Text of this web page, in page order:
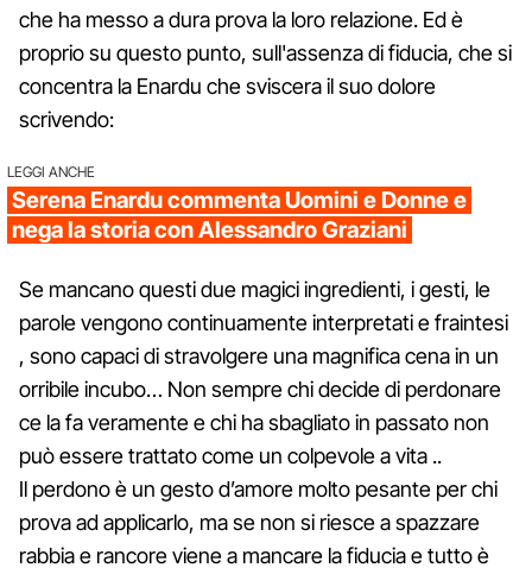
che ha messo a dura prova la loro relazione. Ed è
proprio su questo punto, sull'assenza di fiducia, che si
concentra la Enardu che sviscera il suo dolore
scrivendo:
LEGGI ANCHE
Serena Enardu commenta Uomini e Donne e
nega la storia con Alessandro Graziani
Se mancano questi due magici ingredienti, i gesti, le
parole vengono continuamente interpretati e fraintesi
, sono capaci di stravolgere una magnifica cena in un
orribile incubo… Non sempre chi decide di perdonare
ce la fa veramente e chi ha sbagliato in passato non
può essere trattato come un colpevole a vita ..
Il perdono è un gesto d’amore molto pesante per chi
prova ad applicarlo, ma se non si riesce a spazzare
rabbia e rancore viene a mancare la fiducia e tutto è